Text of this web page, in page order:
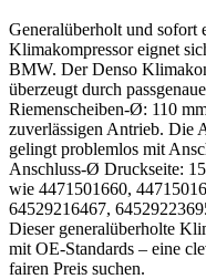
Generalüberholt und sofort
Klimakompressor eignet
BMW. Der Denso
überzeugt durch
Riemenscheiben-Ø: 110
zuverlässigen Antrieb. Die
gelingt problemlos mit
Anschluss-Ø Druckseite:
wie 4471501660,
64529216467,
Dieser generalüberholte
mit OE-Standards – eine
fairen Preis suchen.